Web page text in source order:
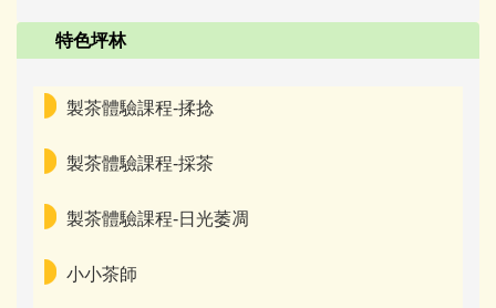
防疫專區
特色坪林
製茶體驗課程-揉捻
製茶體驗課程-採茶
製茶體驗課程-日光萎凋
小小茶師